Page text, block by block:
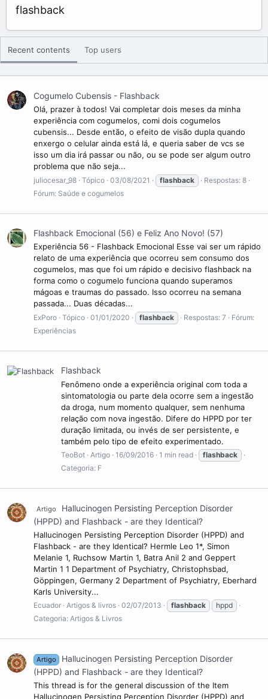
flashback
Recent contents Top users
Cogumelo Cubensis - Flashback
Olá, prazer à todos! Vai completar dois meses da minha
experiência com cogumelos, comi dois cogumelos
cubensis... Desde então, o efeito de visão dupla quando
enxergo o celular ainda está lá, e queria saber de vcs se
isso um dia irá passar ou não, ou se pode ser algum outro
problema que não seja...
juliocesar_98 Tópico 03/08/2021 flashback
Respostas: 8
Fórum: Saúde e cogumelos
Flashback Emocional (56) e Feliz Ano Novo! (57)
Experiência 56 - Flashback Emocional Esse vai ser um rápido
relato de uma experiência que ocorreu sem consumo dos
cogumelos, mas que foi um rápido e decisivo flashback na
forma como o cogumelo funciona quando superamos
mágoas e traumas do passado. Isso ocorreu na semana
passada... Duas décadas...
ExPoro Tópico 01/01/2020 flashback Respostas: 7
Fórum:
Experiências
Flashback
Fenômeno onde a experiência original com toda a
sintomatologia ou parte dela ocorre sem a ingestão
da droga, num momento qualquer, sem nenhuma
relação com nova ingestão. Difere do HPPD por ter
duração limitada, ou invés de ser persistente, e
também pelo tipo de efeito experimentado.
TeoBot Artigo 16/09/2016 1 min read
flashback
Categoria: F
Artigo
Hallucinogen Persisting Perception Disorder
(HPPD) and Flashback - are they Identical?
Hallucinogen Persisting Perception Disorder (HPPD) and
Flashback - are they Identical? Hermle Leo 1*, Simon
Melanie 1, Ruchsow Martin 1, Batra Anil 2 and Geppert
Martin 1 1 Department of Psychiatry, Christophsbad,
Göppingen, Germany 2 Department of Psychiatry, Eberhard
Karls University...
Ecuador Artigos & livros 02/07/2013 flashback
hppd
Categoria: Artigos & Livros
Artigo
Hallucinogen Persisting Perception Disorder
(HPPD) and Flashback - are they Identical?
This thread is for the general discussion of the Item
Hallucinogen Persisting Perception Disorder (HPPD) and